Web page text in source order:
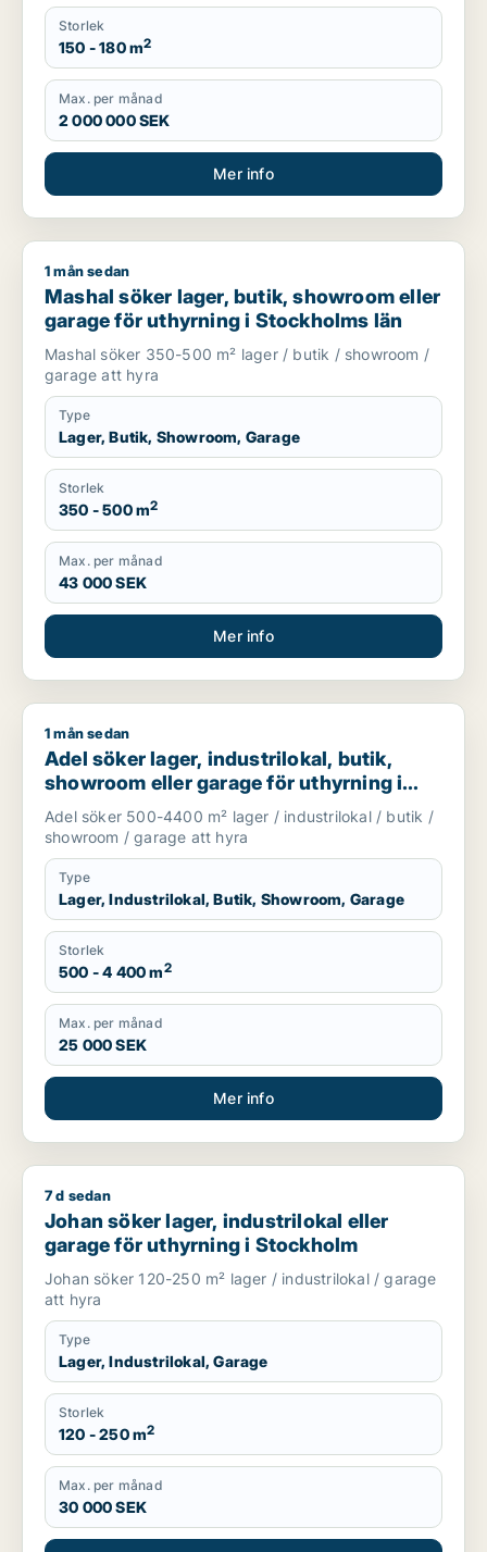
Storlek
150 - 180 m2
Max. per månad
2 000 000 SEK
Mer info
Mashal söker lager, butik, showroom eller garage för
1 mån sedan
Mashal söker lager, butik, showroom eller
garage för uthyrning i Stockholms län
Mashal söker 350-500 m² lager / butik / showroom /
garage att hyra
Type
Lager, Butik, Showroom, Garage
Storlek
350 - 500 m2
Max. per månad
43 000 SEK
Mer info
Adel söker lager, industrilokal, butik, showroom eller
1 mån sedan
Adel söker lager, industrilokal, butik,
showroom eller garage för uthyrning i
Huddinge, Tyresö eller Nacka m.fl.
Adel söker 500-4400 m² lager / industrilokal / butik /
showroom / garage att hyra
Type
Lager, Industrilokal, Butik, Showroom, Garage
Storlek
500 - 4 400 m2
Max. per månad
25 000 SEK
Mer info
Johan söker lager, industrilokal eller garage för uthyrning i
7 d sedan
Johan söker lager, industrilokal eller
garage för uthyrning i Stockholm
Johan söker 120-250 m² lager / industrilokal / garage
att hyra
Type
Lager, Industrilokal, Garage
Storlek
120 - 250 m2
Max. per månad
30 000 SEK